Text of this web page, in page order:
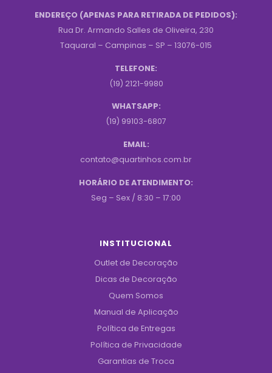
ENDEREÇO (APENAS PARA RETIRADA DE PEDIDOS):
Rua Dr. Armando Salles de Oliveira, 230
Taquaral – Campinas – SP – 13076-015
TELEFONE:
(19) 2121-9980
WHATSAPP:
(19) 99103-6807
EMAIL:
contato@quartinhos.com.br
HORÁRIO DE ATENDIMENTO:
Seg – Sex / 8:30 – 17:00
INSTITUCIONAL
Outlet de Decoração
Dicas de Decoração
Quem Somos
Manual de Aplicação
Política de Entregas
Política de Privacidade
Garantias de Troca